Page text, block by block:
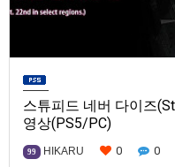
스튜피드 네버 다이즈
영상(PS5/PC)
99 HIKARU 0 0